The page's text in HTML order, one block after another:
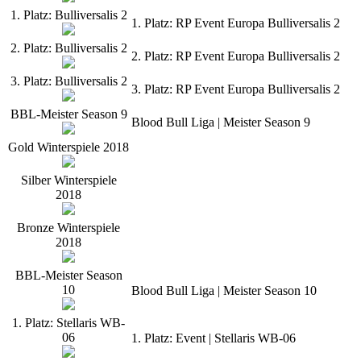
1. Platz: Bulliversalis 2
1. Platz: RP Event Europa Bulliversalis 2
2. Platz: Bulliversalis 2
2. Platz: RP Event Europa Bulliversalis 2
3. Platz: Bulliversalis 2
3. Platz: RP Event Europa Bulliversalis 2
BBL-Meister Season 9
Blood Bull Liga | Meister Season 9
Gold Winterspiele 2018
Silber Winterspiele
2018
Bronze Winterspiele
2018
BBL-Meister Season
10
Blood Bull Liga | Meister Season 10
1. Platz: Stellaris WB-
06
1. Platz: Event | Stellaris WB-06